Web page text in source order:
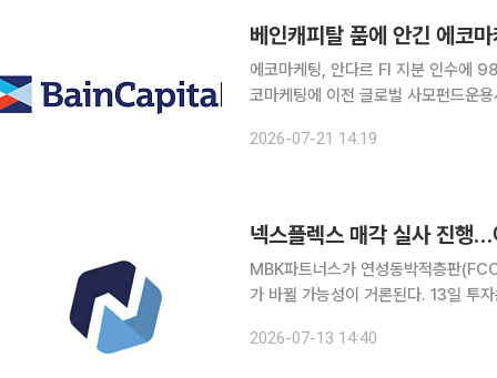
베인캐피탈 품에 안긴 에코
에코마케팅, 안다르 FI 지분 인수에
코마케팅에 이전 글로벌 사모펀드운용사(PE) 베인캐피탈 품에 안긴 에코마케팅이 알짜 자회사 안다
동시에, 최상단 투자목적회사(SPC)
2026-07-21 14:19
넥스플렉스 매각 실사 진행
MBK파트너스가 연성동박적층판
가 바뀔 가능성이 거론된다. 13일 투자은행(IB) 업계에 따르면 넥스플렉스 본입찰 일정을 앞두고 원
진행 중이다. 앞서 예비입찰을 통해
2026-07-13 14:40